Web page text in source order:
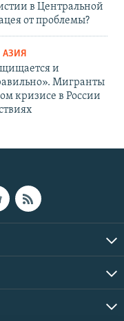
в Центральной
от проблемы?
АЗИЯ
и
Мигранты
кризисе в России